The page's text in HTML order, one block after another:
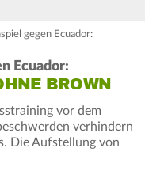
gegen Ecuador:
Ecuador:
BROWN
vor dem
verhindern
Die Aufstellung von